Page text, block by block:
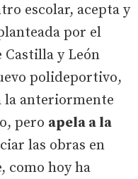
escolar, acepta y
por el
Castilla y León
polideportivo,
la anteriormente
pero apela a la
las obras en
como hoy ha